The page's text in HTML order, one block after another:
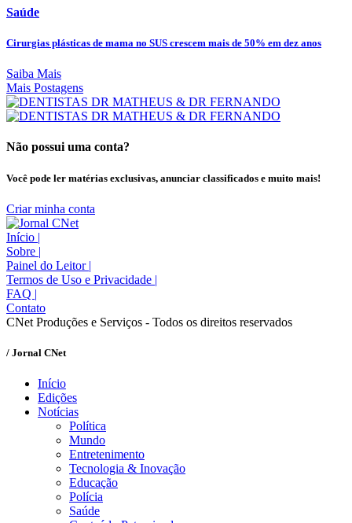
Saúde
Cirurgias plásticas de mama no SUS crescem mais de 50% em dez anos
Saiba Mais
Mais Postagens
Não possui uma conta?
Você pode ler matérias exclusivas, anunciar classificados e muito mais!
Criar minha conta
Início |
Sobre |
Painel do Leitor |
Termos de Uso e Privacidade |
FAQ |
Contato
CNet Produções e Serviços - Todos os direitos reservados
/ Jornal CNet
Início
Edições
Notícias
Política
Mundo
Entretenimento
Tecnologia & Inovação
Educação
Polícia
Saúde